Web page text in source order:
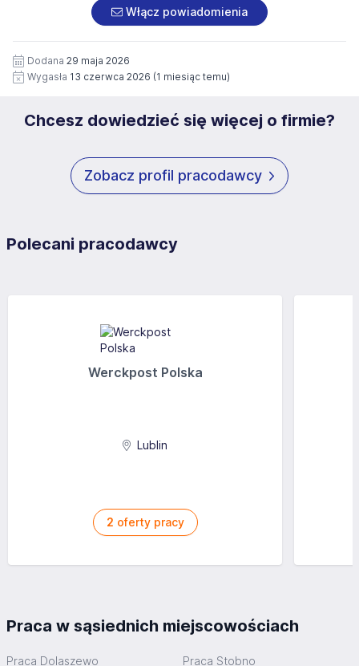
pod numerem 33 816 64 09 lub pisemnie na adres
siedziby administratora.
https://www.workprofit.pl/klauzula-informacyjna.html
załączonych dokumentach aplikacyjnych (w tym
wizerunku), na potrzeby przyszłych rekrutacji przez okres
12 miesięcy. Zgoda jest dobrowolna i może być w każdym
czasie wycofana.
Włącz powiadomienia
Dodana 29 maja 2026
Wygasła 13 czerwca 2026 (1 miesiąc temu)
Chcesz dowiedzieć się więcej o firmie?
Zobacz profil pracodawcy
Polecani pracodawcy
Werckpost Polska
Lublin
2 oferty pracy
Praca w sąsiednich miejscowościach
Praca Dolaszewo Praca Stobno